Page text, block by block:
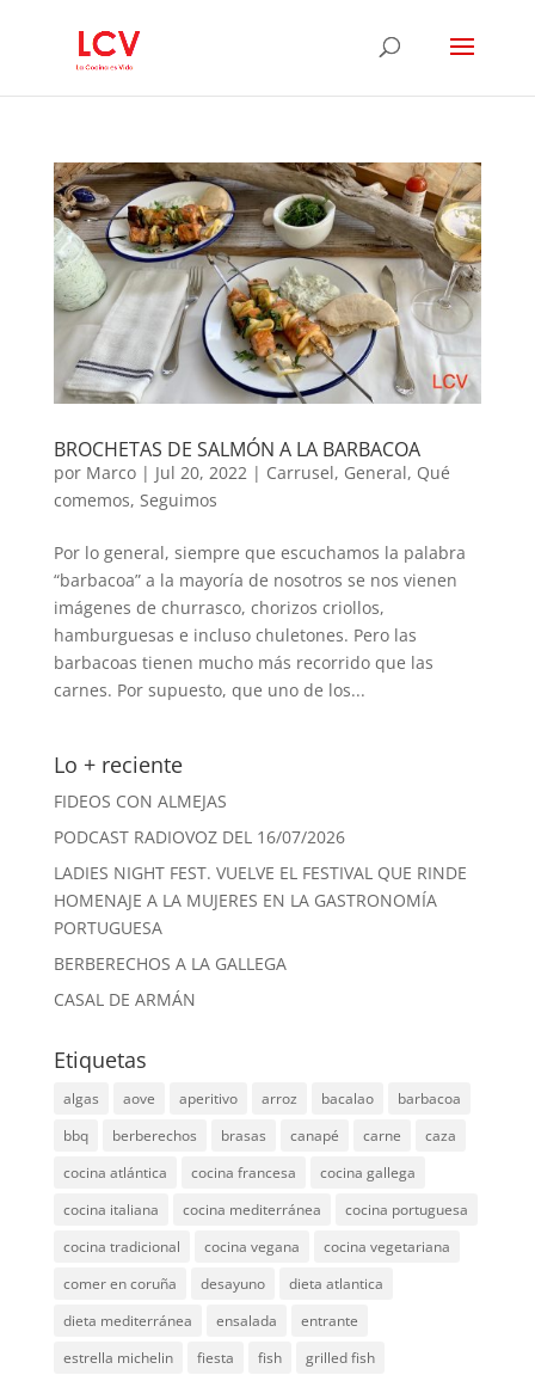
BROCHETAS DE SALMÓN A LA BARBACOA
por Marco| Jul 20, 2022 | Carrusel, General, Qué
comemos, Seguimos
Por lo general, siempre que escuchamos la palabra
“barbacoa” a la mayoría de nosotros se nos vienen
imágenes de churrasco, chorizos criollos,
hamburguesas e incluso chuletones. Pero las
barbacoas tienen mucho más recorrido que las
carnes. Por supuesto, que uno de los...
Lo + reciente
FIDEOS CON ALMEJAS
PODCAST RADIOVOZ DEL 16/07/2026
LADIES NIGHT FEST. VUELVE EL FESTIVAL QUE RINDE
HOMENAJE A LA MUJERES EN LA GASTRONOMÍA
PORTUGUESA
BERBERECHOS A LA GALLEGA
CASAL DE ARMÁN
Etiquetas
algas aove aperitivo arroz bacalao
barbacoa
bbq
berberechos brasas canapé carne
caza
cocina atlántica
cocina francesa
cocina gallega
cocina italiana
cocina mediterránea
cocina portuguesa
cocina tradicional
cocina vegana
cocina vegetariana
comer en coruña
desayuno
dieta atlantica
dieta mediterránea
ensalada
entrante
estrella michelin
fiesta fish
grilled fish